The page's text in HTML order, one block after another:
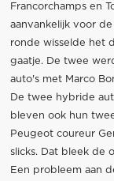
Francorchamps en
aanvankelijk voor
ronde wisselde het
gaatje. De twee
auto's met Marco
De twee hybride
bleven ook hun
Peugeot coureur
slicks. Dat bleek de
Een probleem aan